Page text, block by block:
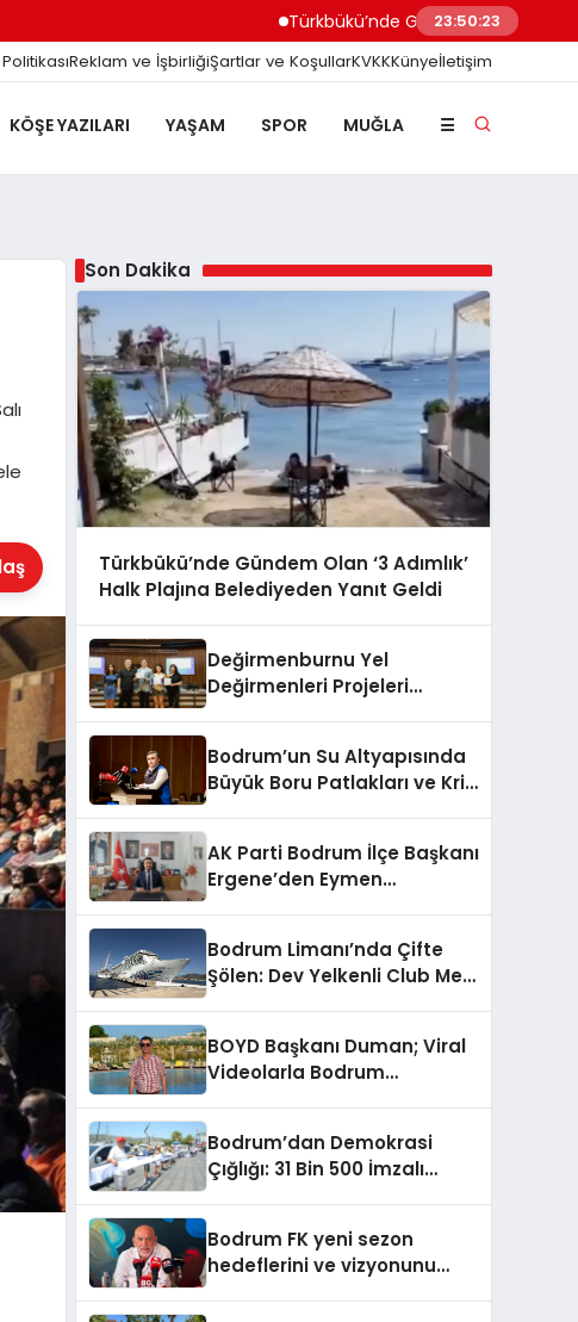
Türkbükü’nde Gündem Olan ‘3 Adımlık’ Halk
23:50:24
Reklam ve İşbirliğiŞartlar ve KoşullarKVKKKünyeİletişim
KÖŞE YAZILARI YAŞAM SPOR MUĞLA ☰
Son Dakika
Türkbükü’nde Gündem Olan ‘3 Adımlık’
Halk Plajına Belediyeden Yanıt Geldi
Değirmenburnu Yel
Değirmenleri Projeleri
Bodrum’un Su Altyapısında
Büyük Boru Patlakları ve Kriz
AK Parti Bodrum İlçe Başkanı
Ergene’den Eymen
Malzeme Yapılmasını
Kınıyorum”
Bodrum Limanı’nda Çifte
Şölen: Dev Yelkenli Club Med
BOYD Başkanı Duman; Viral
Videolarla Bodrum
Bodrum’dan Demokrasi
Çığlığı: 31 Bin 500 İmzalı
Bodrum FK yeni sezon
hedeflerini ve vizyonunu